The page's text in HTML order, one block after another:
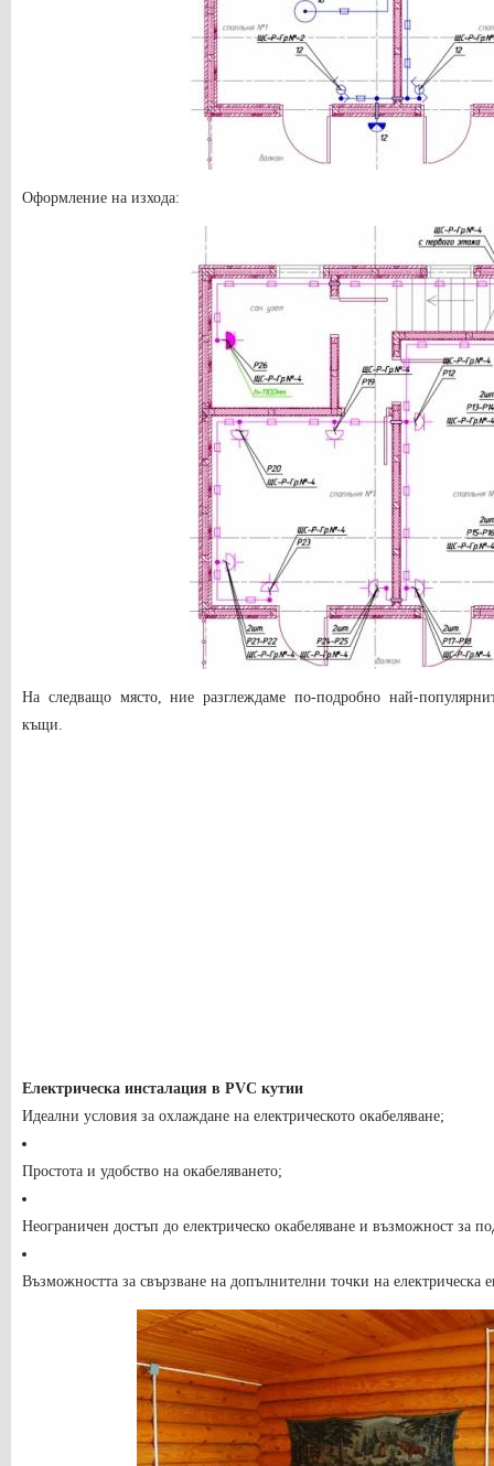
Оформление на изхода:
На следващо място, ние разглеждаме по-подробно най-
къщи.
Електрическа инсталация в PVC кутии
Идеални условия за охлаждане на електрическото окабеляване;
Простота и удобство на окабеляването;
Неограничен достъп до електрическо окабеляване и възможност за
Възможността за свързване на допълнителни точки на електрическа